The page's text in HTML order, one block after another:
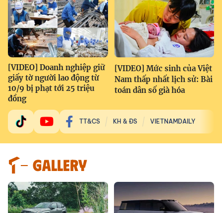
[VIDEO] Doanh nghiệp giữ
giấy tờ người lao động từ
10/9 bị phạt tới 25 triệu
đồng
[VIDEO] Mức sinh của Việt
Nam thấp nhất lịch sử: Bài
toán dân số già hóa
TT&CS KH & ĐS VIETNAMDAILY
GALLERY